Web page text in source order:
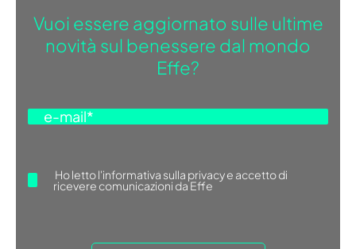
Vuoi essere aggiornato sulle ultime
novità sul benessere dal mondo
Effe?
Ho lettol'informativa sulla privacye accetto di
ricevere comunicazioni da Effe